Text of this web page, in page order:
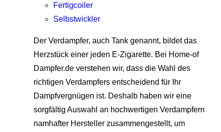
Fertigcoiler
Selbstwickler
Der Verdampfer, auch Tank genannt, bildet das
Herzstück einer jeden E-Zigarette. Bei Home-of
Dampfer.de verstehen wir, dass die Wahl des
richtigen Verdampfers entscheidend für Ihr
Dampfvergnügen ist. Deshalb haben wir eine
sorgfältig Auswahl an hochwertigen Verdampfern
namhafter Hersteller zusammengestellt, um